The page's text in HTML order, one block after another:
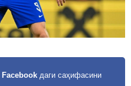
Facebook даги саҳифасини